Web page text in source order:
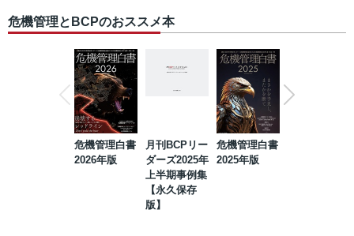
危機管理とBCPのおススメ本
危機管理白書
2026年版
月刊BCPリー
ダーズ2025年
上半期事例集
【永久保存
版】
危機管理白書
2025年版